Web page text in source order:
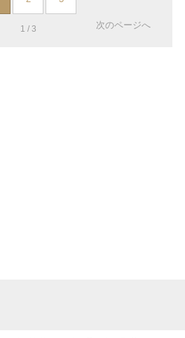
1 / 3 次のページへ